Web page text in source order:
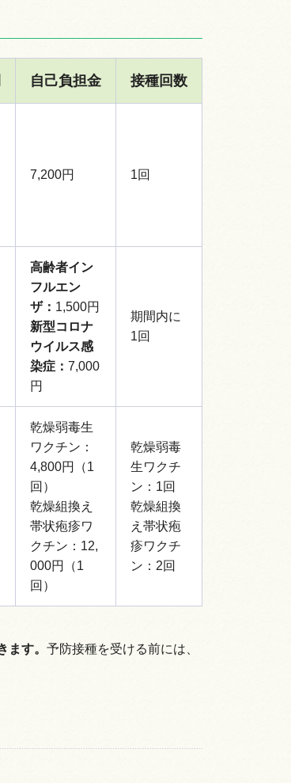
自己負担金 接種回数
7,200円 1回
高齢者イン
フルエン
ザ： 1,500円
新型コロナ
ウイルス感
染症： 7,000
円
期間内に
1回
乾燥弱毒生
ワクチン：
4,800円（1
回）
乾燥組換え
帯状疱疹ワ
クチン：12,
000円（1
回）
乾燥弱毒
生ワクチ
ン：1回
乾燥組換
え帯状疱
疹ワクチ
ン：2回
す。 予防接種を受ける前には、